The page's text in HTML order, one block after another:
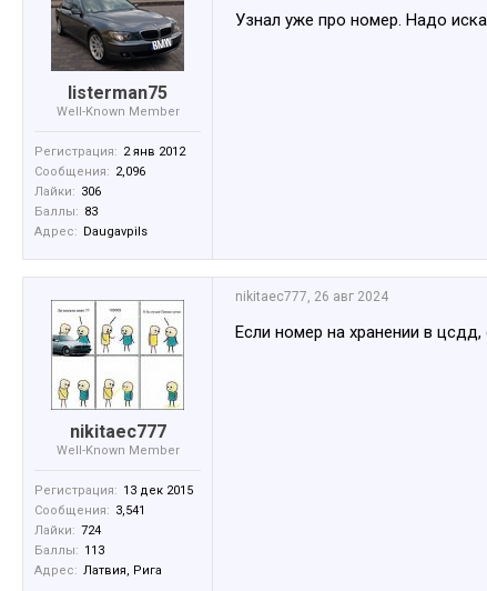
listerman75
Well-Known Member
Регистрация: 2 янв 2012
Сообщения: 2,096
Лайки: 306
Баллы: 83
Адрес: Daugavpils
Узнал уже про номер. Надо
nikitaec777
Well-Known Member
Регистрация: 13 дек 2015
Сообщения: 3,541
Лайки: 724
Баллы: 113
Адрес: Латвия, Рига
nikitaec777, 26 авг 2024
Если номер на хранении в